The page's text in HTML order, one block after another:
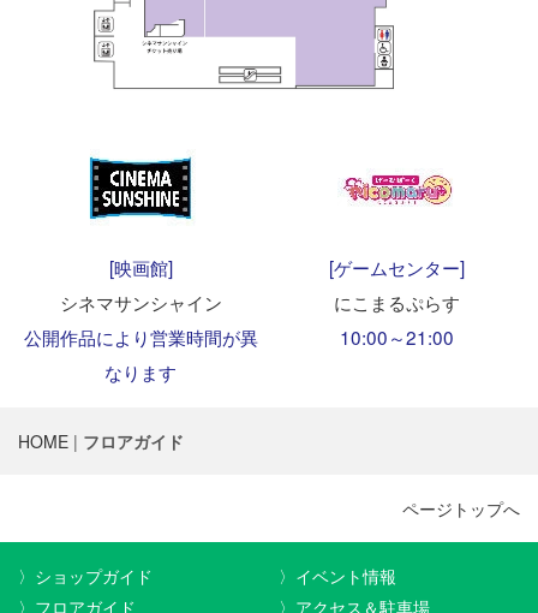
[映画館]
シネマサンシャイン
公開作品により営業時間が異
なります
[ゲームセンター]
にこまるぷらす
10:00～21:00
HOME | フロアガイド
ページトップへ
〉ショップガイド
〉フロアガイド
〉イベント情報
〉アクセス＆駐車場